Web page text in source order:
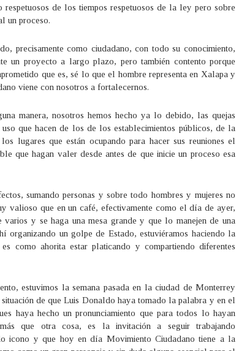
de los tiempos respetuosos de la ley pero sobre
un proceso.
precisamente como ciudadano, con todo su conocimiento,
un proyecto a largo plazo, pero también contento porque
que es, sé lo que el hombre representa en Xalapa y
viene con nosotros a fortalecernos.
manera, nosotros hemos hecho ya lo debido, las quejas
que hacen de los de los establecimientos públicos, de la
lugares que están ocupando para hacer sus reuniones el
que hagan valer desde antes de que inicie un proceso esa
sumando personas y sobre todo hombres y mujeres no
valioso que en un café, efectivamente como el día de ayer,
varios y se haga una mesa grande y que lo manejen de una
organizando un golpe de Estado, estuviéramos haciendo la
como ahorita estar platicando y compartiendo diferentes
estuvimos la semana pasada en la ciudad de Monterrey
de que Luis Donaldo haya tomado la palabra y en el
haya hecho un pronunciamiento que para todos lo hayan
que otra cosa, es la invitación a seguir trabajando
icono y que hoy en día Movimiento Ciudadano tiene a la